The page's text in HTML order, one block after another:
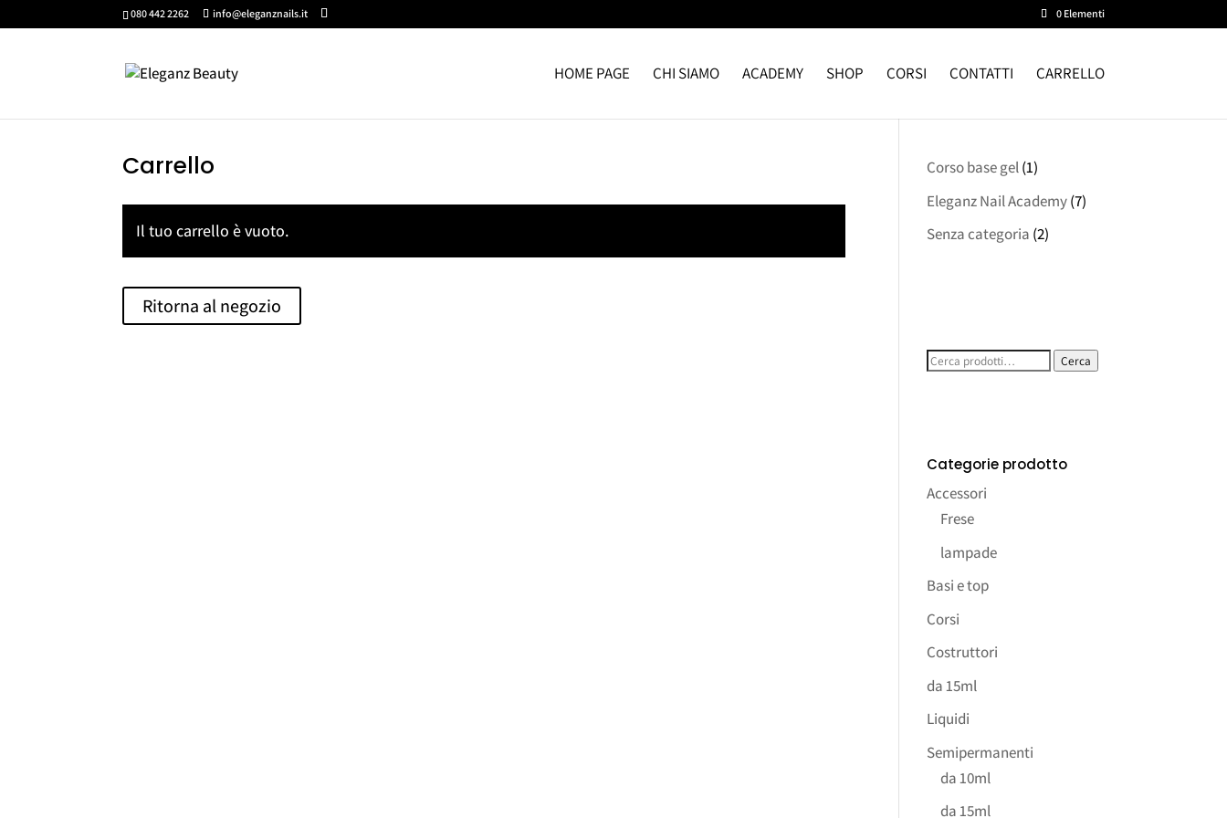
080 442 2262 info@eleganznails.it 0 Elementi
HOME PAGE CHI SIAMO ACADEMY SHOP CORSI CONTATTI CARRELLO
Carrello
Il tuo carrello è vuoto.
Ritorna al negozio
Corso base gel(1)
Eleganz Nail Academy(7)
Senza categoria (2)
Cerca: Cerca
Categorie prodotto
Accessori
Frese
lampade
Basi e top
Corsi
Costruttori
da 15ml
Liquidi
Semipermanenti
da 10ml
da 15ml